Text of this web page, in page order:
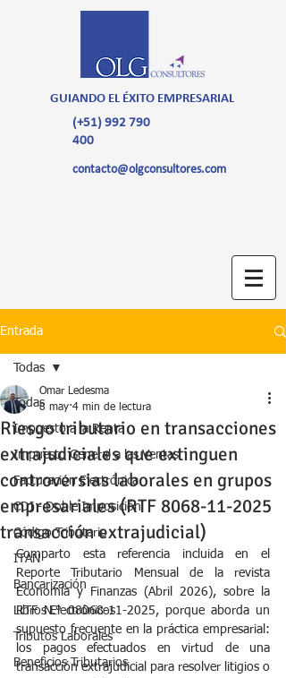
GUIANDO EL ÉXITO EMPRESARIAL
(+51) 992 790
400
contacto@olgconsultores.com
Entrada
Todas
Impuesto a la Renta
Impuesto General a las Ventas
Facturación Electrónica
CDI - Doble Imposición
Código Tributario
ITAN
Bancarización
Libros Electrónicos
Tributos Laborales
Beneficios Tributarios
Todas
Riesgo tributario en transacciones
extrajudiciales que extinguen
controversias laborales en grupos
empresariales (RTF 8068-11-2025
transacción extrajudicial)
Omar Ledesma
8 may 4 min de lectura
Comparto esta referencia incluida en el
Reporte Tributario Mensual de la revista
Economía y Finanzas (Abril 2026), sobre la
RTF N.° 08068-11-2025, porque aborda un
supuesto frecuente en la práctica empresarial:
los pagos efectuados en virtud de una
transacción extrajudicial para resolver litigios o